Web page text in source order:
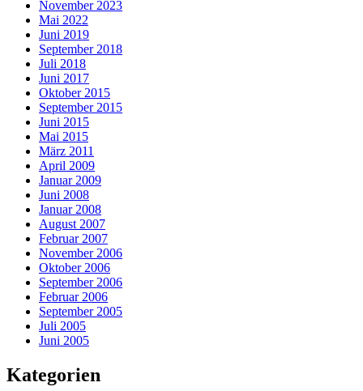
November 2023
Mai 2022
Juni 2019
September 2018
Juli 2018
Juni 2017
Oktober 2015
September 2015
Juni 2015
Mai 2015
März 2011
April 2009
Januar 2009
Juni 2008
Januar 2008
August 2007
Februar 2007
November 2006
Oktober 2006
September 2006
Februar 2006
September 2005
Juli 2005
Juni 2005
Kategorien